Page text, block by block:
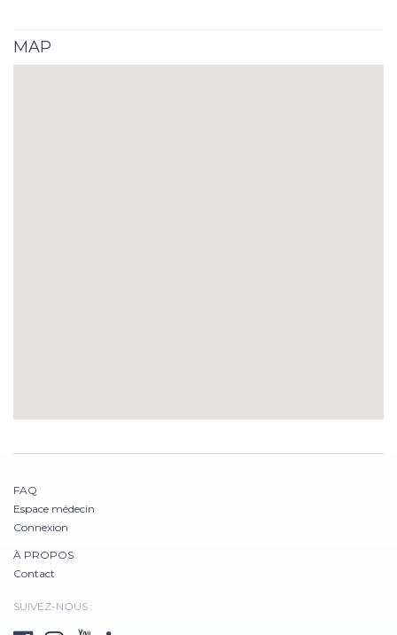
MAP
FAQ
Espace médecin
Connexion
À PROPOS
Contact
SUIVEZ-NOUS :